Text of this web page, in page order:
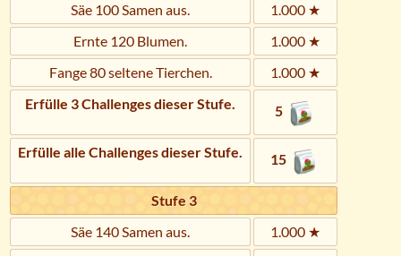
Säe 100 Samen aus.
1.000 ★
Ernte 120 Blumen.
1.000 ★
Fange 80 seltene Tierchen.
1.000 ★
Erfülle 3 Challenges dieser Stufe.
5
Erfülle alle Challenges dieser Stufe. 15
Stufe 3
Säe 140 Samen aus.
1.000 ★